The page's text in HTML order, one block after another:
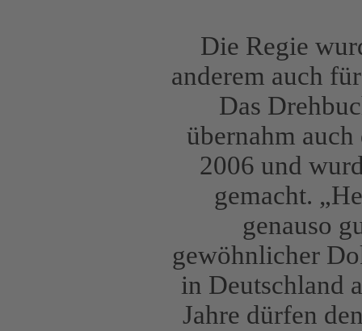
Die Regie
anderem auch
Das
übernahm
2006 und
gemacht.
genauso
gewöhnlicher
in Deutschland
Jahre dürfen